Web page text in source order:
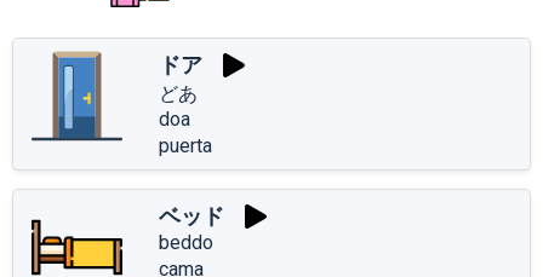
ドア
どあ
doa
puerta
ベッド
beddo
cama